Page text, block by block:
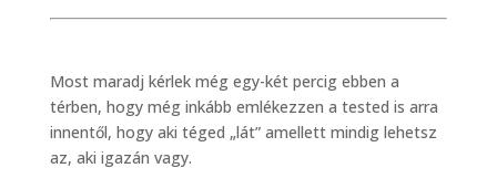
Most maradj kérlek még egy-két percig ebben a
térben, hogy még inkább emlékezzen a tested is arra
innentől, hogy aki téged „lát” amellett mindig lehetsz
az, aki igazán vagy.